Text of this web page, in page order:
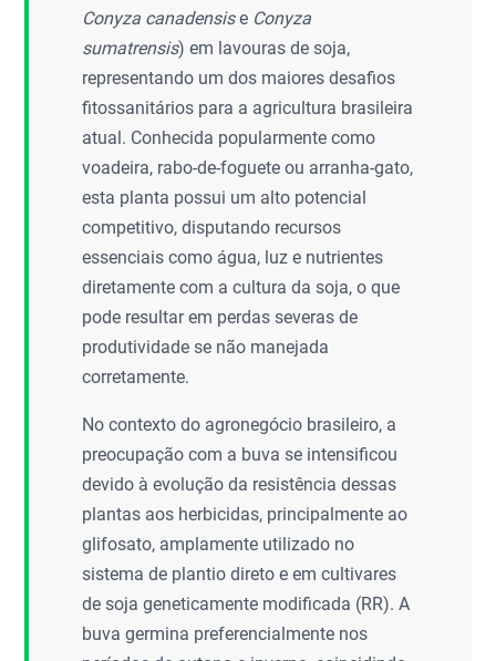
Conyza canadensise Conyza
sumatrensis) em lavouras de soja,
representando um dos maiores desafios
fitossanitários para a agricultura brasileira
atual. Conhecida popularmente como
voadeira, rabo-de-foguete ou arranha-gato,
esta planta possui um alto potencial
competitivo, disputando recursos
essenciais como água, luz e nutrientes
diretamente com a cultura da soja, o que
pode resultar em perdas severas de
produtividade se não manejada
corretamente.
No contexto do agronegócio brasileiro, a
preocupação com a buva se intensificou
devido à evolução da resistência dessas
plantas aos herbicidas, principalmente ao
glifosato, amplamente utilizado no
sistema de plantio direto e em cultivares
de soja geneticamente modificada (RR). A
buva germina preferencialmente nos